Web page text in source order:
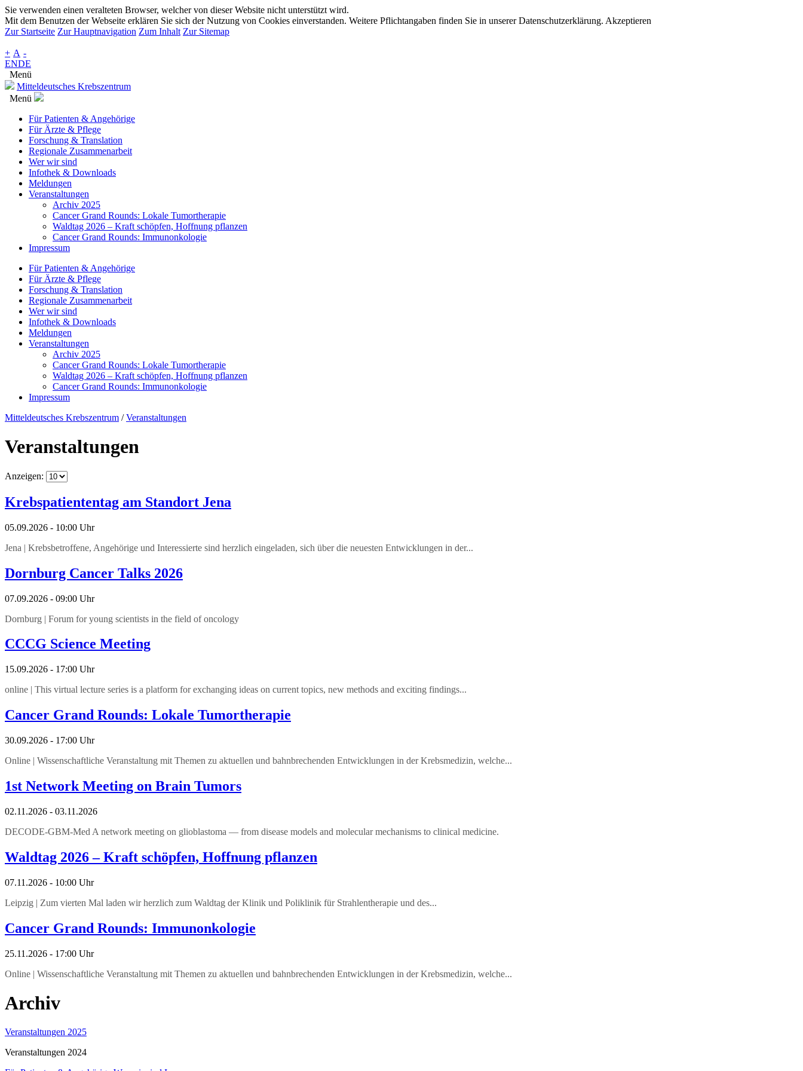
Sie verwenden einen veralteten Browser, welcher von dieser Website nicht unterstützt wird.
Mit dem Benutzen der Webseite erklären Sie sich der Nutzung von Cookies einverstanden. Weitere Pflichtangaben finden Sie in unserer Datenschutzerklärung. Akzeptieren
Zur Startseite Zur Hauptnavigation Zum Inhalt Zur Sitemap
+ A -
ENDE
Menü
Mitteldeutsches Krebszentrum
Menü
Für Patienten & Angehörige
Für Ärzte & Pflege
Forschung & Translation
Regionale Zusammenarbeit
Wer wir sind
Infothek & Downloads
Meldungen
Veranstaltungen
Archiv 2025
Cancer Grand Rounds: Lokale Tumortherapie
Waldtag 2026 – Kraft schöpfen, Hoffnung pflanzen
Cancer Grand Rounds: Immunonkologie
Impressum
Für Patienten & Angehörige
Für Ärzte & Pflege
Forschung & Translation
Regionale Zusammenarbeit
Wer wir sind
Infothek & Downloads
Meldungen
Veranstaltungen
Archiv 2025
Cancer Grand Rounds: Lokale Tumortherapie
Waldtag 2026 – Kraft schöpfen, Hoffnung pflanzen
Cancer Grand Rounds: Immunonkologie
Impressum
Mitteldeutsches Krebszentrum /Veranstaltungen
Veranstaltungen
Anzeigen:
Krebspatiententag am Standort Jena
05.09.2026 - 10:00 Uhr
Jena | Krebsbetroffene, Angehörige und Interessierte sind herzlich eingeladen, sich über die neuesten Entwicklungen in der...
Dornburg Cancer Talks 2026
07.09.2026 - 09:00 Uhr
Dornburg | Forum for young scientists in the field of oncology
CCCG Science Meeting
15.09.2026 - 17:00 Uhr
online | This virtual lecture series is a platform for exchanging ideas on current topics, new methods and exciting findings...
Cancer Grand Rounds: Lokale Tumortherapie
30.09.2026 - 17:00 Uhr
Online | Wissenschaftliche Veranstaltung mit Themen zu aktuellen und bahnbrechenden Entwicklungen in der Krebsmedizin, welche...
1st Network Meeting on Brain Tumors
02.11.2026 - 03.11.2026
DECODE-GBM-Med A network meeting on glioblastoma — from disease models and molecular mechanisms to clinical medicine.
Waldtag 2026 – Kraft schöpfen, Hoffnung pflanzen
07.11.2026 - 10:00 Uhr
Leipzig | Zum vierten Mal laden wir herzlich zum Waldtag der Klinik und Poliklinik für Strahlentherapie​ und des...
Cancer Grand Rounds: Immunonkologie
25.11.2026 - 17:00 Uhr
Online | Wissenschaftliche Veranstaltung mit Themen zu aktuellen und bahnbrechenden Entwicklungen in der Krebsmedizin, welche...
Archiv
Veranstaltungen 2025
Veranstaltungen 2024